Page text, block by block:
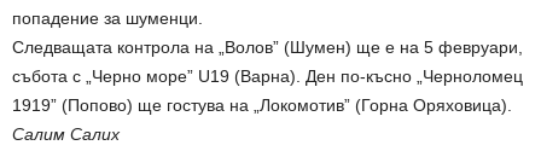
попадение за шуменци.
Следващата контрола на „Волов” (Шумен) ще е на 5 февруари,
събота с „Черно море” U19 (Варна). Ден по-късно „Черноломец
1919” (Попово) ще гостува на „Локомотив” (Горна Оряховица).
Салим Салих